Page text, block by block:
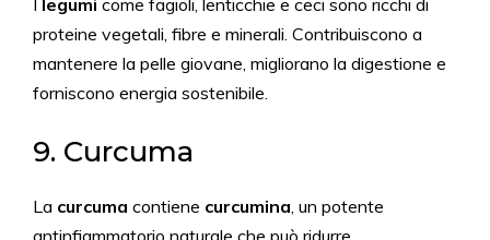
legumi come fagioli, lenticchie e ceci sono ricchi di
proteine vegetali, fibre e minerali. Contribuiscono a
mantenere la pelle giovane, migliorano la digestione e
forniscono energia sostenibile.
9. Curcuma
La curcuma contiene curcumina, un potente
antinfiammatorio naturale che può ridurre